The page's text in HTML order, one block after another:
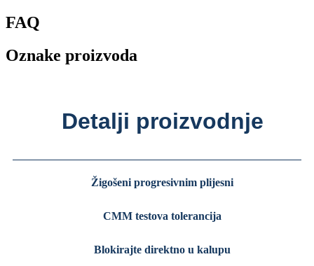
FAQ
Oznake proizvoda
Detalji proizvodnje
Žigošeni progresivnim plijesni
CMM testova tolerancija
Blokirajte direktno u kalupu